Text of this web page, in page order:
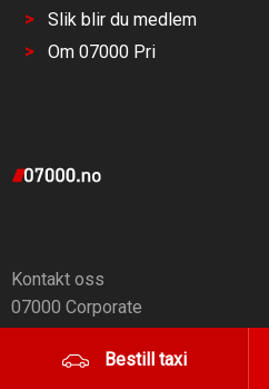
Bestill taxi
Slik blir du medlem
Om 07000 Pri
Kontakt oss
07000 Corporate